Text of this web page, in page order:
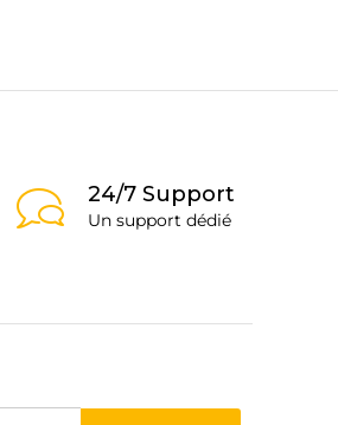
24/7 Support
Un support dédié